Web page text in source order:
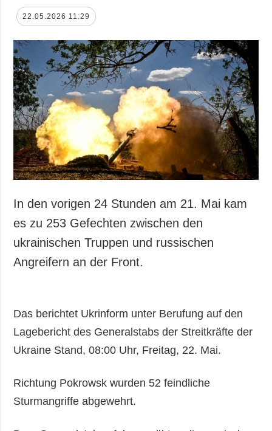
22.05.2026 11:29
In den vorigen 24 Stunden am 21. Mai kam
es zu 253 Gefechten zwischen den
ukrainischen Truppen und russischen
Angreifern an der Front.
Das berichtet Ukrinform unter Berufung auf den
Lagebericht des Generalstabs der Streitkräfte der
Ukraine Stand, 08:00 Uhr, Freitag, 22. Mai.
Richtung Pokrowsk wurden 52 feindliche
Sturmangriffe abgewehrt.